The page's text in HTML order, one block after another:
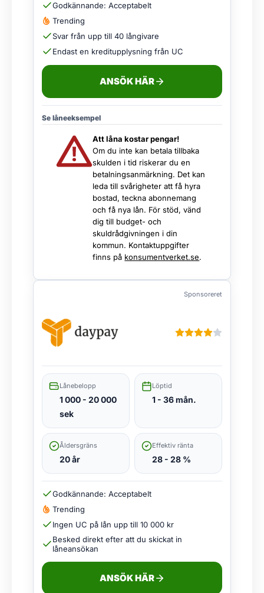
Godkännande: Acceptabelt
Trending
Svar från upp till 40 långivare
Endast en kreditupplysning från UC
ANSÖK HÄR
Se låneeksempel
Att låna kostar pengar!
Om du inte kan betala tillbaka
skulden i tid riskerar du en
betalningsanmärkning. Det kan
leda till svårigheter att få hyra
bostad, teckna abonnemang
och få nya lån. För stöd, vänd
dig till budget- och
skuldrådgivningen i din
kommun. Kontaktuppgifter
finns på konsumentverket.se.
Sponsoreret
Lånebelopp
1 000 - 20 000
sek
Löptid
1 - 36 mån.
Åldersgräns
20 år
Effektiv ränta
28 - 28 %
Godkännande: Acceptabelt
Trending
Ingen UC på lån upp till 10 000 kr
Besked direkt efter att du skickat in
låneansökan
ANSÖK HÄR